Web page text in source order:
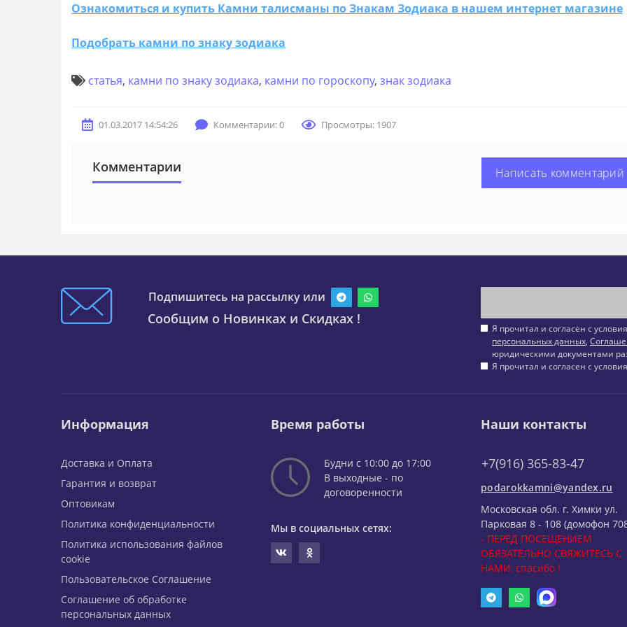
Ознакомиться и купить Камни талисманы по Знакам Зодиака в нашем интернет магазине
Подобрать камни по знаку зодиака
статья, камни по знаку зодиака, камни по гороскопу, знак зодиака
01.03.2017 14:54:26 Комментарии: 0 Просмотры: 1907
Комментарии Написать комментарий
Подпишитесь на рассылку или
Сообщим о Новинках и Скидках !
Я прочитал и согласен с
персональных данных,
юридическими документами
Я прочитал и согласен с
Информация
Доставка и Оплата
Гарантия и возврат
Оптовикам
Политика конфиденциальности
Политика использования файлов
cookie
Пользовательское Соглашение
Соглашение об обработке
персональных данных
Время работы
Будни с 10:00 до 17:00
В выходные - по
договоренности
Мы в социальных сетях:
Наши контакты
+7(916) 365-83-47
podarokkamni@yandex.ru
Московская обл. г. Химки ул.
Парковая 8 - 108 (домофон
- ПЕРЕД ПОСЕЩЕНИЕМ
ОБЯЗАТЕЛЬНО СВЯЖИТЕСЬ С
НАМИ, спасибо !